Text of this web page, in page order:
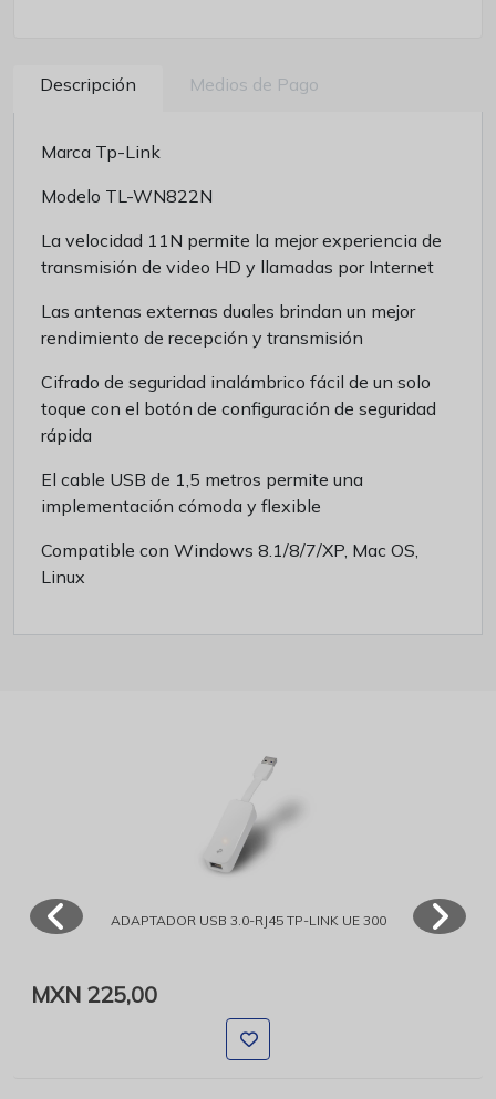
Descripción Medios de Pago
Marca Tp-Link
Modelo TL-WN822N
La velocidad 11N permite la mejor experiencia de
transmisión de video HD y llamadas por Internet
Las antenas externas duales brindan un mejor
rendimiento de recepción y transmisión
Cifrado de seguridad inalámbrico fácil de un solo
toque con el botón de configuración de seguridad
rápida
El cable USB de 1,5 metros permite una
implementación cómoda y flexible
Compatible con Windows 8.1/8/7/XP, Mac OS,
Linux
ADAPTADOR USB 3.0-RJ45 TP-LINK UE 300
MXN 225,00